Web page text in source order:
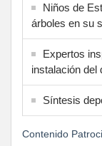
Niños de
árboles en su
Expertos
instalación del
Síntesis
Contenido